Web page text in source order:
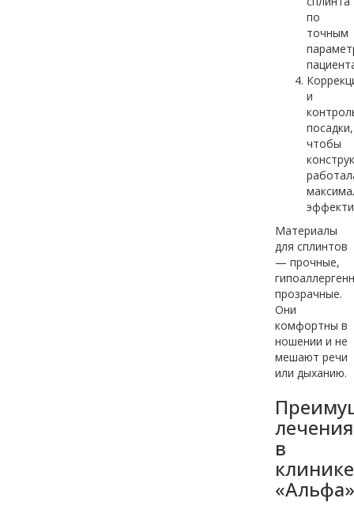
по
точным
и
посадки,
чтобы
Материалы
для сплинтов
— прочные,
прозрачные.
Они
комфортны в
ношении и не
мешают речи
или дыханию.
лечения
в
клинике
«Альфа»